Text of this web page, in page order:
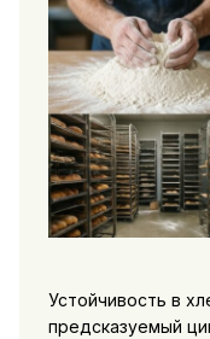
Устойчивость в
предсказуемый